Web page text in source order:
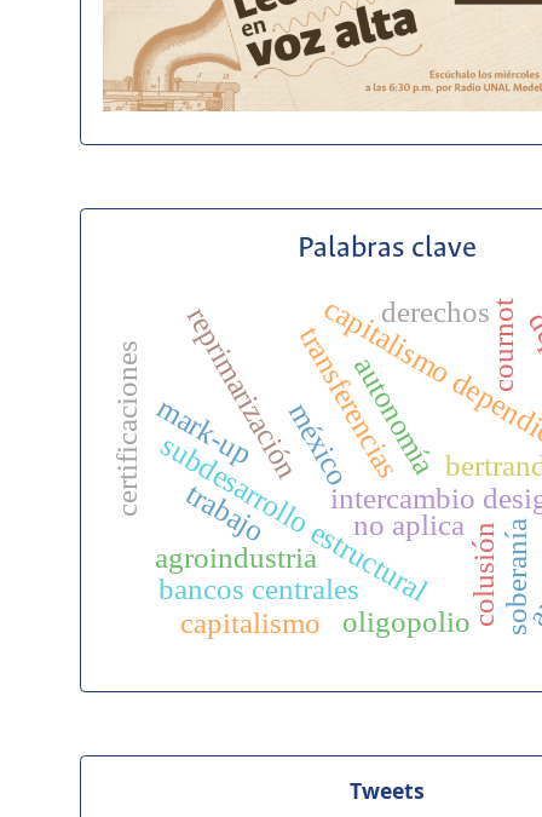
Palabras clave
capitalismo
intercambio
subdesarrollo estructural soberanía
autonomía
bancos centrales
agroindustria
reprimarización
certificaciones méxico
transferencias
derechos
no aplica
oligopoliocolusión
cournot
mark-up
trabajo
capitalismo
Tweets